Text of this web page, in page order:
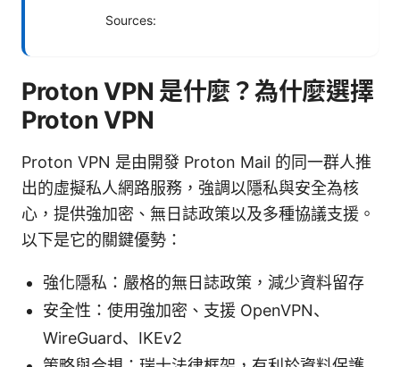
Sources:
Proton VPN 是什麼？為什麼選擇
Proton VPN
Proton VPN 是由開發 Proton Mail 的同一群人推
出的虛擬私人網路服務，強調以隱私與安全為核
心，提供強加密、無日誌政策以及多種協議支援。
以下是它的關鍵優勢：
強化隱私：嚴格的無日誌政策，減少資料留存
安全性：使用強加密、支援 OpenVPN、
WireGuard、IKEv2